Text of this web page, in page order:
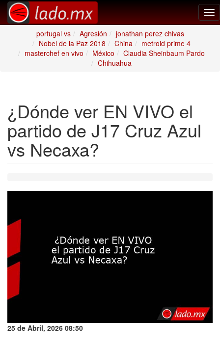
portugal vs
Agresión
jonathan perez chivas
Nobel de la Paz 2018
China
metroid prime 4
masterchef en vivo
México
Claudia Sheinbaum Pardo
Chihuahua
¿Dónde ver EN VIVO el
partido de J17 Cruz Azul
vs Necaxa?
25 de Abril, 2026 08:50